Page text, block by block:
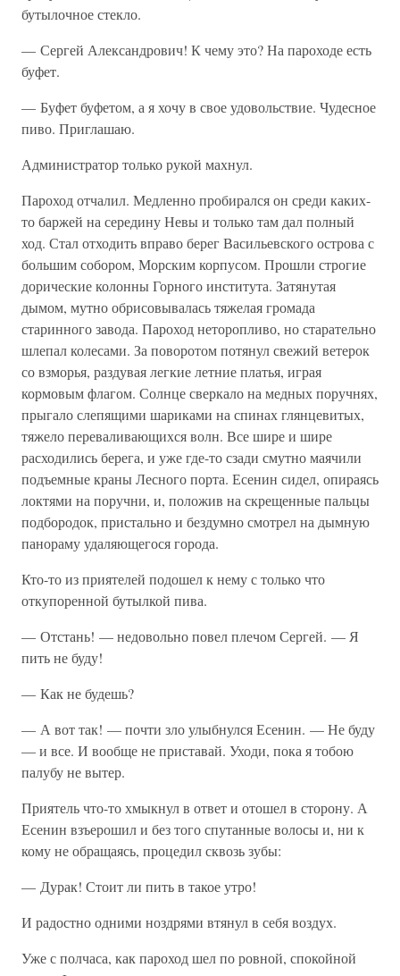
бутылочное стекло.
— Сергей Александрович! К чему это? На пароходе есть
буфет.
— Буфет буфетом, а я хочу в свое удовольствие. Чудесное
пиво. Приглашаю.
Администратор только рукой махнул.
Пароход отчалил. Медленно пробирался он среди каких-
то баржей на середину Невы и только там дал полный
ход. Стал отходить вправо берег Васильевского острова с
большим собором, Морским корпусом. Прошли строгие
дорические колонны Горного института. Затянутая
дымом, мутно обрисовывалась тяжелая громада
старинного завода. Пароход неторопливо, но старательно
шлепал колесами. За поворотом потянул свежий ветерок
со взморья, раздувая легкие летние платья, играя
кормовым флагом. Солнце сверкало на медных поручнях,
прыгало слепящими шариками на спинах глянцевитых,
тяжело переваливающихся волн. Все шире и шире
расходились берега, и уже где-то сзади смутно маячили
подъемные краны Лесного порта. Есенин сидел, опираясь
локтями на поручни, и, положив на скрещенные пальцы
подбородок, пристально и бездумно смотрел на дымную
панораму удаляющегося города.
Кто-то из приятелей подошел к нему с только что
откупоренной бутылкой пива.
— Отстань! — недовольно повел плечом Сергей. — Я
пить не буду!
— Как не будешь?
— А вот так! — почти зло улыбнулся Есенин. — Не буду
— и все. И вообще не приставай. Уходи, пока я тобою
палубу не вытер.
Приятель что-то хмыкнул в ответ и отошел в сторону. А
Есенин взъерошил и без того спутанные волосы и, ни к
кому не обращаясь, процедил сквозь зубы:
— Дурак! Стоит ли пить в такое утро!
И радостно одними ноздрями втянул в себя воздух.
Уже с полчаса, как пароход шел по ровной, спокойной